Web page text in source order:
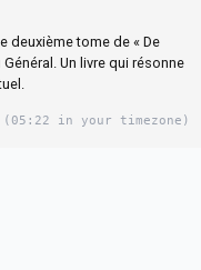
deuxième tome de « De
Un livre qui résonne
(05:22 in your timezone)